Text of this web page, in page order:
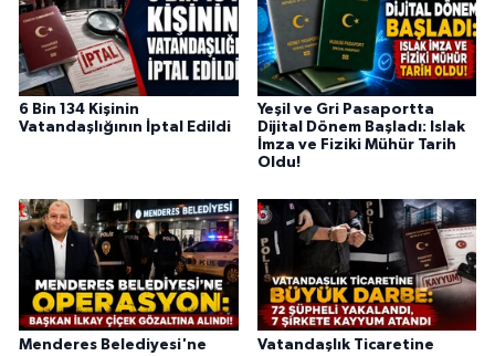
6 Bin 134 Kişinin
Vatandaşlığının İptal Edildi
Yeşil ve Gri Pasaportta
Dijital Dönem Başladı: Islak
İmza ve Fiziki Mühür Tarih
Oldu!
Menderes Belediyesi'ne
Vatandaşlık Ticaretine